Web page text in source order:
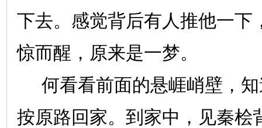
下去。感觉背后有人推他一下
惊而醒，原来是一梦。
何看看前面的悬崕峭壁，
按原路回家。到家中，见秦桧